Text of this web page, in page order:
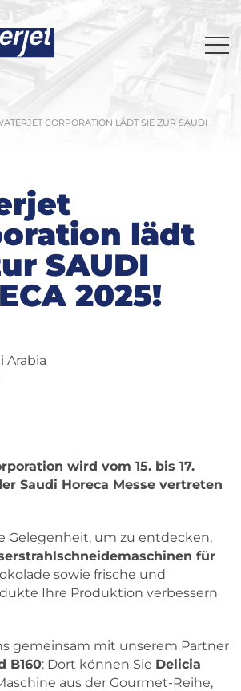
CORPORATION LÄDT SIE ZUR SAUDI
lädt
SAUDI
2025!
Arabia
wird vom 15. bis 17.
Saudi Horeca Messe vertreten
Gelegenheit, um zu entdecken,
für
sowie frische und
Ihre Produktion verbessern
gemeinsam mit unserem Partner
B160: Dort können Sie Delicia
aus der Gourmet-Reihe,